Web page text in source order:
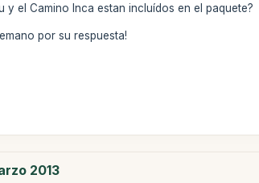
y el Camino Inca estan incluídos en el paquete?
por su respuesta!
2013